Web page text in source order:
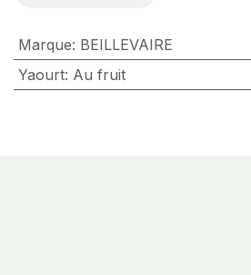
Marque: BEILLEVAIRE
Yaourt: Au fruit